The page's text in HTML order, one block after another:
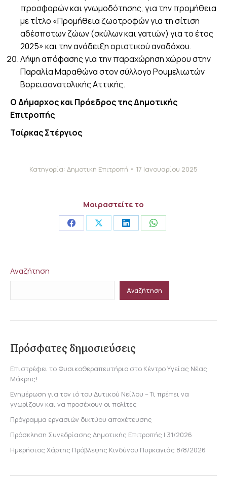
προσφορών και γνωμοδότησης, για την προμήθεια
με τίτλο «Προμήθεια ζωοτροφών για τη σίτιση
αδέσποτων ζώων (σκύλων και γατιών) για το έτος
2025» και την ανάδειξη οριστικού αναδόχου.
Λήψη απόφασης για την παραχώρηση χώρου στην
Παραλία Μαραθώνα στον σύλλογο Ρουμελιωτών
Βορειοανατολικής Αττικής.
Ο Δήμαρχος και Πρόεδρος της Δημοτικής
Επιτροπής
Τσίρκας Στέργιος
Κατηγορία: Δημοτική Επιτροπή 17 Ιανουαρίου 2025
Μοιραστείτε το
Share Share Share Share
Αναζήτηση
Αναζήτηση
Πρόσφατες δημοσιεύσεις
Επιστρέφει το Φυσικοθεραπευτήριο στο Κέντρο Υγείας Νέας
Μάκρης!
Ενημέρωση για τον ιό του Δυτικού Νείλου – Τι πρέπει να
γνωρίζουν και να προσέχουν οι πολίτες
Πρόγραμμα εργασιών δικτύου αποχέτευσης
Πρόσκληση Συνεδρίασης Δημοτικής Επιτροπής | 31/2026
Ημερήσιος Χάρτης Πρόβλεψης Κινδύνου Πυρκαγιάς 8/8/2026